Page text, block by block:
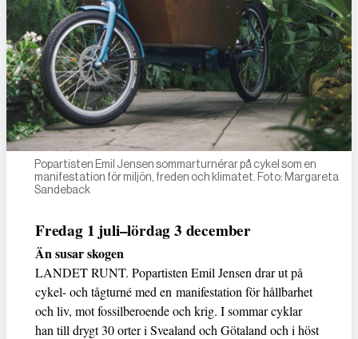
Popartisten Emil Jensen sommarturnérar på cykel som en
manifestation för miljön, freden och klimatet. Foto: Margareta
Sandeback
Fredag 1 juli–lördag 3 december
Än susar skogen
LANDET RUNT. Popartisten Emil Jensen drar ut på
cykel- och tågturné med en manifestation för hållbarhet
och liv, mot fossilberoende och krig. I sommar cyklar
han till drygt 30 orter i Svealand och Götaland och i höst